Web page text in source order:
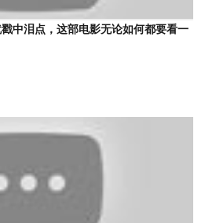
中泪点，这部电影无论如何都要看一